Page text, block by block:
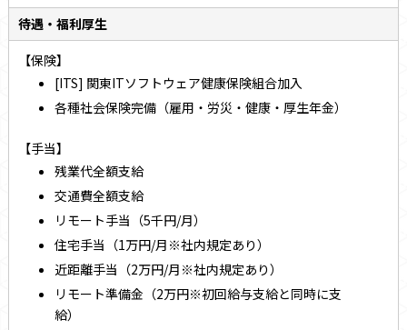
待遇・福利厚生
【保険】
[ITS] 関東ITソフトウェア健康保険組合加入
各種社会保険完備（雇用・労災・健康・厚生年金）
【手当】
残業代全額支給
交通費全額支給
リモート手当（5千円/月）
住宅手当（1万円/月※社内規定あり）
近距離手当（2万円/月※社内規定あり）
リモート準備金（2万円※初回給与支給と同時に支
給）